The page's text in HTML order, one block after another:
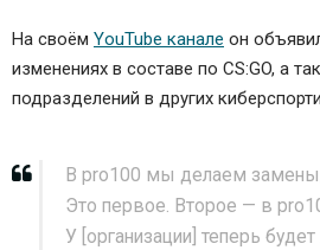
На своём YouTube канале он
изменениях в составе по CS:GO, а
подразделений в других
В pro100 мы делаем
Это первое. Второе — в
У [организации] теперь